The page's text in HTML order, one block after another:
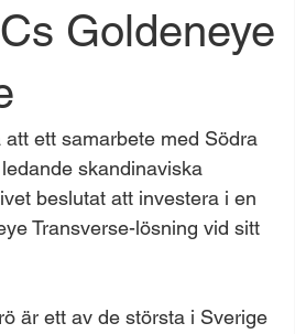
Goldeneye
ett samarbete med Södra
skandinaviska
beslutat att investera i en
Transverse-lösning vid sitt
är ett av de största i Sverige